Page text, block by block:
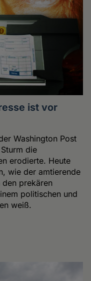
ist vor
Washington Post
die
erodierte. Heute
wie der amtierende
den prekären
politischen und
weiß.